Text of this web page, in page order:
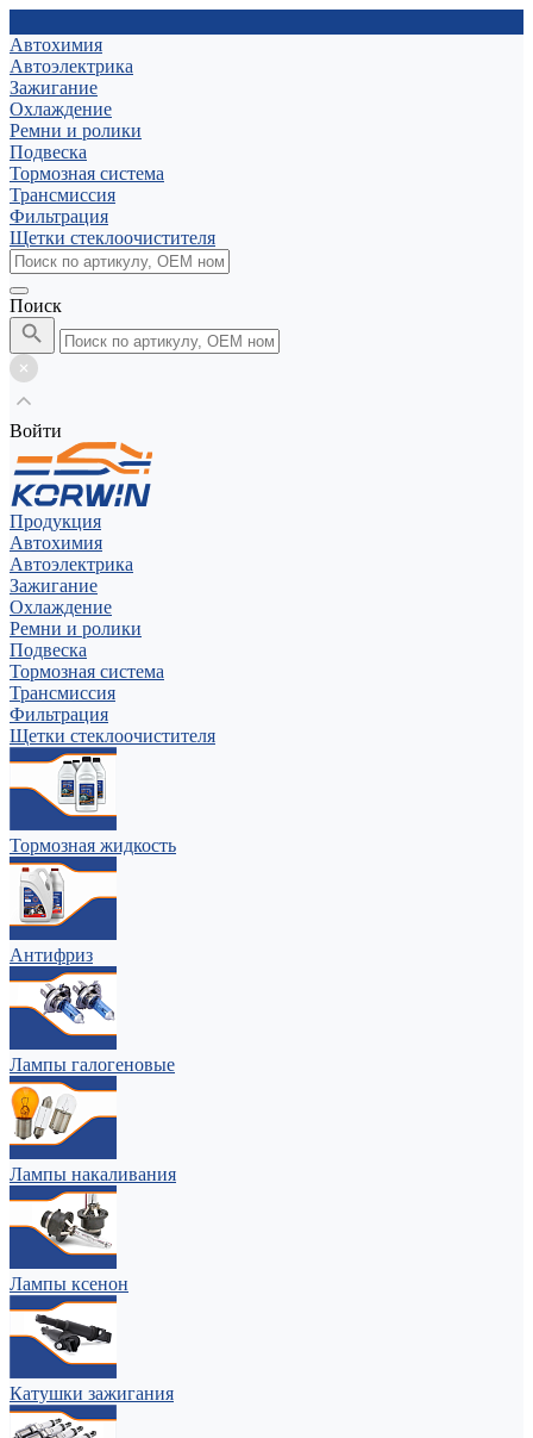
Автохимия
Автоэлектрика
Зажигание
Охлаждение
Ремни и ролики
Подвеска
Тормозная система
Трансмиссия
Фильтрация
Щетки стеклоочистителя
Поиск
Войти
Продукция
Автохимия
Автоэлектрика
Зажигание
Охлаждение
Ремни и ролики
Подвеска
Тормозная система
Трансмиссия
Фильтрация
Щетки стеклоочистителя
Тормозная жидкость
Антифриз
Лампы галогеновые
Лампы накаливания
Лампы ксенон
Катушки зажигания